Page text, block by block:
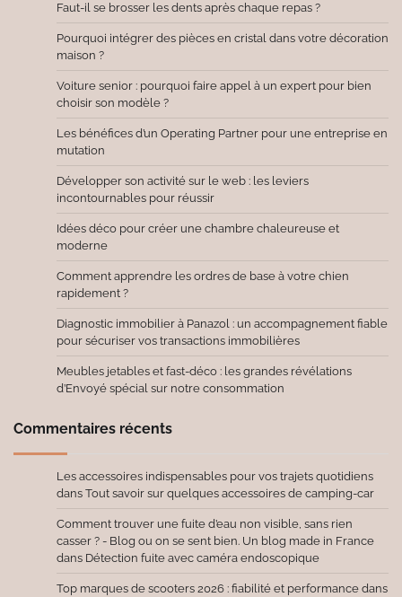
Faut-il se brosser les dents après chaque repas ?
Pourquoi intégrer des pièces en cristal dans votre décoration
maison ?
Voiture senior : pourquoi faire appel à un expert pour bien
choisir son modèle ?
Les bénéfices d’un Operating Partner pour une entreprise en
mutation
Développer son activité sur le web : les leviers
incontournables pour réussir
Idées déco pour créer une chambre chaleureuse et
moderne
Comment apprendre les ordres de base à votre chien
rapidement ?
Diagnostic immobilier à Panazol : un accompagnement fiable
pour sécuriser vos transactions immobilières
Meubles jetables et fast-déco : les grandes révélations
d’Envoyé spécial sur notre consommation
Commentaires récents
Les accessoires indispensables pour vos trajets quotidiens
dans Tout savoir sur quelques accessoires de camping-car
Comment trouver une fuite d’eau non visible, sans rien
casser ? - Blog ou on se sent bien. Un blog made in France
dans Détection fuite avec caméra endoscopique
Top marques de scooters 2026 : fiabilité et performance dans